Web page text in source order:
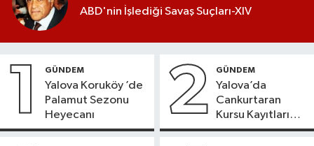
ABD'nin İşlediği Savaş Suçları-XIV
1 GÜNDEM
Yalova Koruköy ’de
Palamut Sezonu
Heyecanı
2 GÜNDEM
Yalova’da
Cankurtaran
Kursu Kayıtları
Başladı